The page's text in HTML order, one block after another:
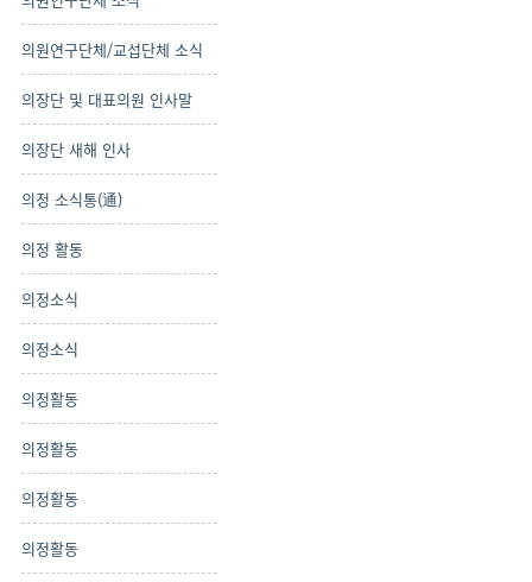
의원연구단체/교섭단체 소식
의장단 및 대표의원 인사말
의장단 새해 인사
의정 소식통(通)
의정 활동
의정소식
의정소식
의정활동
의정활동
의정활동
의정활동